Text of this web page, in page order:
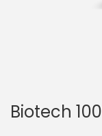
Biotech